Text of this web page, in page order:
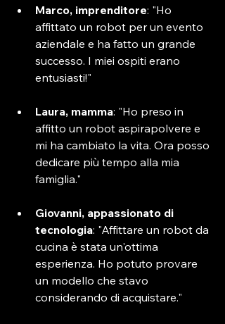
Marco, imprenditore: "Ho
affittato un robot per un evento
aziendale e ha fatto un grande
successo. I miei ospiti erano
entusiasti!"
Laura, mamma: "Ho preso in
affitto un robot aspirapolvere e
mi ha cambiato la vita. Ora posso
dedicare più tempo alla mia
famiglia."
Giovanni, appassionato di
tecnologia: "Affittare un robot da
cucina è stata un'ottima
esperienza. Ho potuto provare
un modello che stavo
considerando di acquistare."